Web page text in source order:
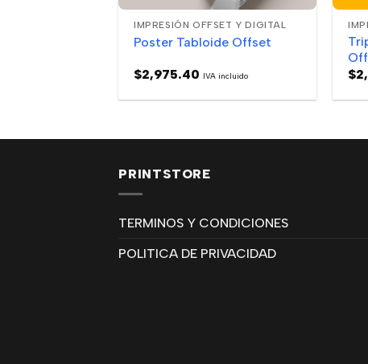
IMPRESIÓN OFFSET Y DIGITAL
Poster Tabloide Offset
$2,975.40 IVA incluido
$
PRINTSTORE
TERMINOS Y CONDICIONES
POLITICA DE PRIVACIDAD